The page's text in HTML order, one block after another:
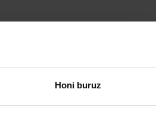
Honi buruz
desatada: EL